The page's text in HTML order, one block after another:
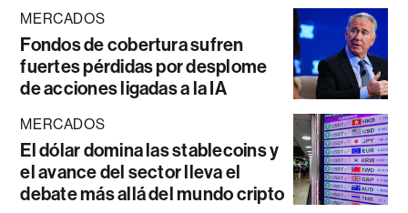
MERCADOS
Fondos de cobertura sufren
fuertes pérdidas por desplome
de acciones ligadas a la IA
MERCADOS
El dólar domina las stablecoins y
el avance del sector lleva el
debate más allá del mundo cripto